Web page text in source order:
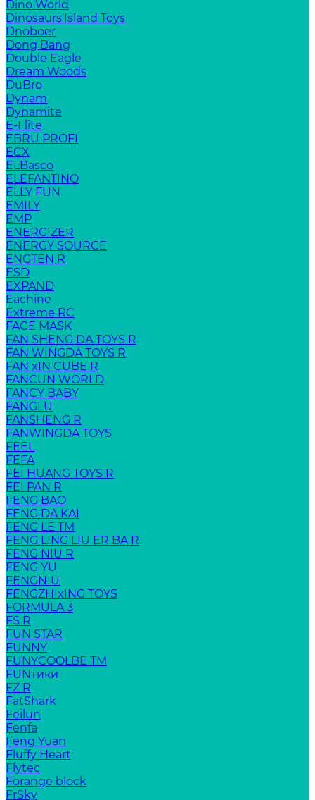
Dino World
Dinosaurs'Island Toys
Dnoboer
Dong Bang
Double Eagle
Dream Woods
DuBro
Dynam
Dynamite
E-Flite
EBRU PROFI
ECX
ELBasco
ELEFANTINO
ELLY FUN
EMILY
EMP
ENERGIZER
ENERGY SOURCE
ENGTEN R
ESD
EXPAND
Eachine
Extreme RC
FACE MASK
FAN SHENG DA TOYS R
FAN WINGDA TOYS R
FAN xIN CUBE R
FANCUN WORLD
FANCY BABY
FANGLU
FANSHENG R
FANWINGDA TOYS
FEEL
FEFA
FEI HUANG TOYS R
FEI PAN R
FENG BAO
FENG DA KAI
FENG LE TM
FENG LING LIU ER BA R
FENG NIU R
FENG YU
FENGNIU
FENGZHIxING TOYS
FORMULA 3
FS R
FUN STAR
FUNNY
FUNYCOOLBE TM
FUNтики
FZ R
FatShark
Feilun
Fenfa
Feng Yuan
Fluffy Heart
Flytec
Forange block
FrSky